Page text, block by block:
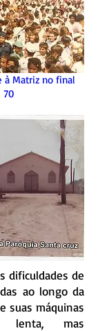
à Matriz no final
70
dificuldades de
ao longo da
suas máquinas
lenta, mas